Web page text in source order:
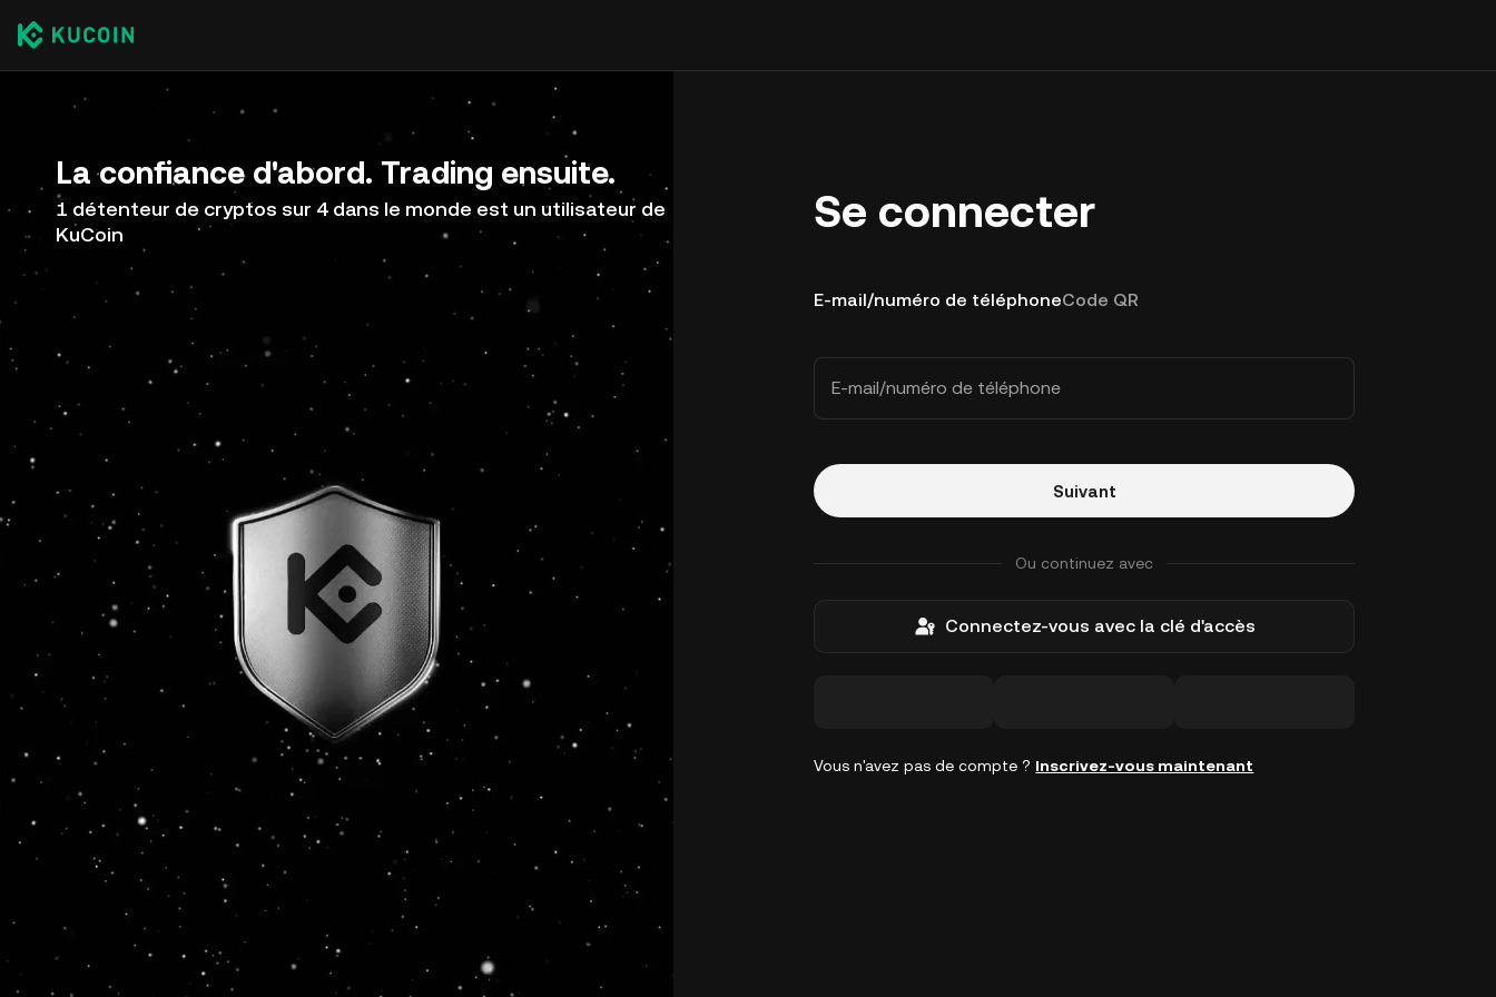
La confiance d'abord. Trading ensuite.
1 détenteur de cryptos sur 4 dans le monde est un utilisateur de
KuCoin
Se connecter
E-mail/numéro de téléphoneCode QR
E-mail/numéro de téléphone
Suivant
Ou continuez avec
Connectez-vous avec la clé d'accès
Vous n'avez pas de compte ? Inscrivez-vous maintenant